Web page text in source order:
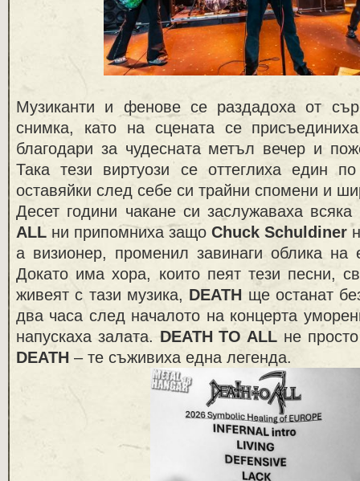
Музиканти и фенове се раздадоха от
снимка, като на сцената се
благодари за чудесната метъл вечер и
Така тези виртуози се оттеглиха един
оставяйки след себе си трайни спомени и
Десет години чакане си заслужаваха всяка
ALL ни припомниха защо Chuck Schuldiner
а визионер, променил завинаги облика на
Докато има хора, които пеят тези песни,
живеят с тази музика, DEATH ще останат
два часа след началото на концерта
напускаха залата.DEATH TO ALL не
DEATH – те съживиха една легенда.